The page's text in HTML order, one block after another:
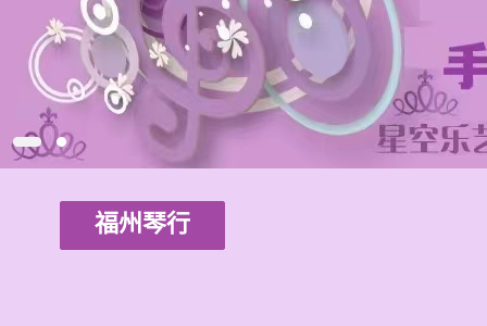
福州琴行